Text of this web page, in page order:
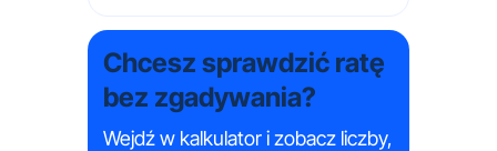
Chcesz sprawdzić ratę
bez zgadywania?
Wejdź w kalkulator i zobacz liczby,